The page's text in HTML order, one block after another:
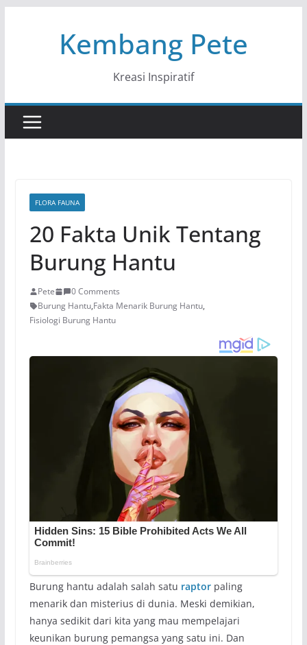
Kembang Pete
Kreasi Inspiratif
FLORA FAUNA
20 Fakta Unik Tentang
Burung Hantu
Pete
0 Comments
Burung Hantu,Fakta Menarik Burung Hantu,
Fisiologi Burung Hantu
Burung hantu adalah salah satu raptorpaling
menarik dan misterius di dunia. Meski demikian,
hanya sedikit dari kita yang mau mempelajari
keunikan burung pemangsa yang satu ini. Dan